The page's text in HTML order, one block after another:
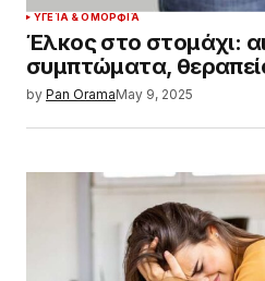
ΥΓΕΊΑ & ΟΜΟΡΦΙΆ
Έλκος στο στομάχι:
συμπτώματα,
by Pan OramaMay 9, 2025